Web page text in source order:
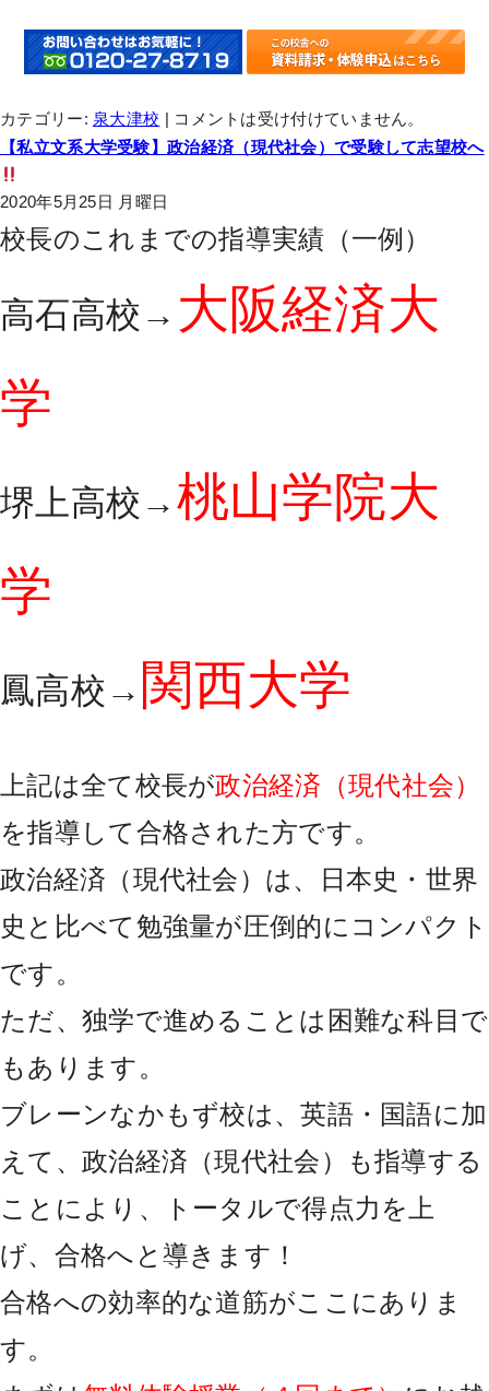
カテゴリー: 泉大津校 | コメントは受け付けていません。
【私立文系大学受験】政治経済（現代社会）で受験して志望校へ
2020年5月25日 月曜日
校長のこれまでの指導実績（一例）
高石高校→ 大阪経済大
学
堺上高校→桃山学院大
学
鳳高校→ 関西大学
上記は全て校長が政治経済（現代社会）
を指導して合格された方です。
政治経済（現代社会）は、日本史・世界
史と比べて勉強量が圧倒的にコンパクト
です。
ただ、独学で進めることは困難な科目で
もあります。
ブレーンなかもず校は、英語・国語に加
えて、政治経済（現代社会）も指導する
ことにより、トータルで得点力を上
げ、合格へと導きます！
合格への効率的な道筋がここにありま
す。